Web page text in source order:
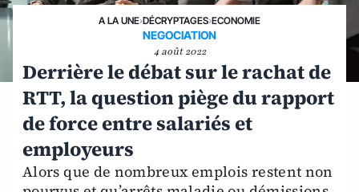
A LA UNE›DÉCRYPTAGES›ECONOMIE
NEGOCIATION
4 août 2022
Derrière le débat sur le rachat de
RTT, la question piège du rapport
de force entre salariés et
employeurs
Alors que de nombreux emplois restent non